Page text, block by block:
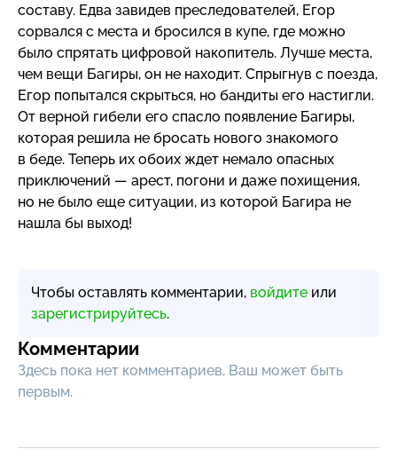
составу. Едва завидев преследователей, Егор
сорвался с места и бросился в купе, где можно
было спрятать цифровой накопитель. Лучше места,
чем вещи Багиры, он не находит. Спрыгнув с поезда,
Егор попытался скрыться, но бандиты его настигли.
От верной гибели его спасло появление Багиры,
которая решила не бросать нового знакомого
в беде. Теперь их обоих ждет немало опасных
приключений — арест, погони и даже похищения,
но не было еще ситуации, из которой Багира не
нашла бы выход!
Чтобы оставлять комментарии, войдите или
зарегистрируйтесь.
Комментарии
Здесь пока нет комментариев, Ваш может быть
первым.